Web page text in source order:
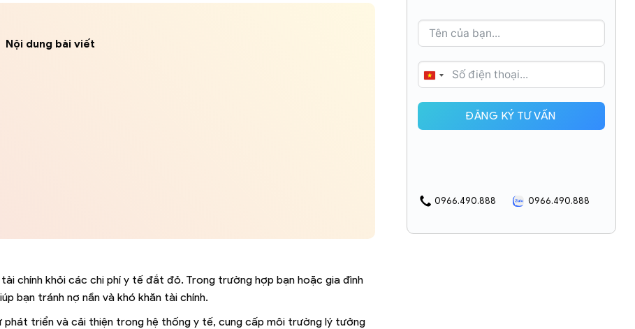
Nội dung bài viết
chính khỏi các chi phí y tế đắt đỏ. Trong trường hợp bạn hoặc gia đình
bạn tránh nợ nần và khó khăn tài chính.
phát triển và cải thiện trong hệ thống y tế, cung cấp môi trường lý tưởng
VIETNAM
ĐĂNG KÝ TƯ VẤN
0966.490.888 0966.490.888